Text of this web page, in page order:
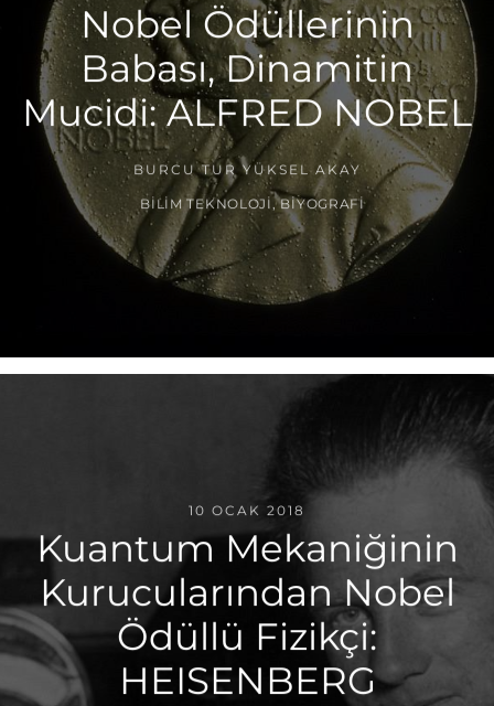
Nobel Ödüllerinin
Babası, Dinamitin
Mucidi: ALFRED NOBEL
BURCU TUR YÜKSEL AKAY
BILIM TEKNOLOJI ,BIYOGRAFI
10 OCAK 2018
Kuantum Mekaniğinin
Kurucularından Nobel
Ödüllü Fizikçi:
HEISENBERG